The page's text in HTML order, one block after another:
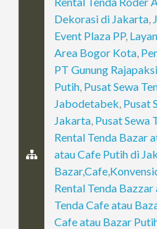
Dekorasi di Jakarta
Event Plaza PP,
Area Bogor Kota
PT Gunung Rajapaksi
Putih Pusat Sewa
Jabodetabek Pusat
Jakarta Pusat Sewa
Rental Tenda Bazar
atau Cafe Putih di
Rental Tenda
Tenda Cafe atau
Cafe atau Bazar